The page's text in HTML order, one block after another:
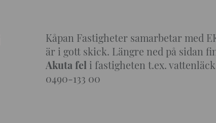
Kåpan Fastigheter samarbetar med
är i gott skick. Längre ned på sidan
Akuta fel i fastigheten t.ex.
0490-133 00